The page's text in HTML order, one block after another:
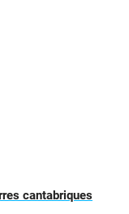
cantabriques